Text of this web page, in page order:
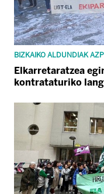
BIZKAIKO ALDUNDIAK
Elkarretaratzea
kontrataturiko